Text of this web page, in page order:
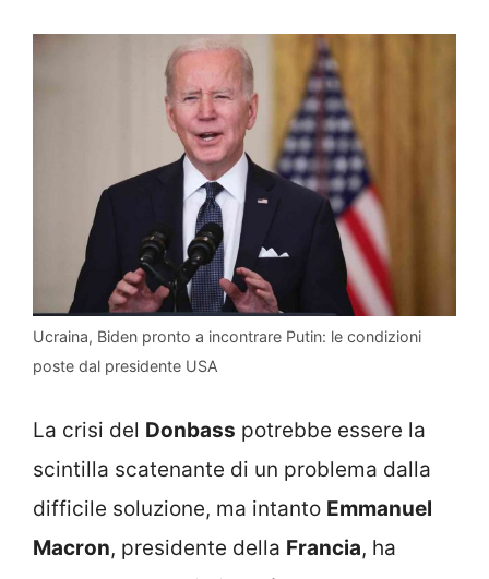
Ucraina, Biden pronto a incontrare Putin: le condizioni
poste dal presidente USA
La crisi del Donbass potrebbe essere la
scintilla scatenante di un problema dalla
difficile soluzione, ma intanto Emmanuel
Macron, presidente della Francia, ha